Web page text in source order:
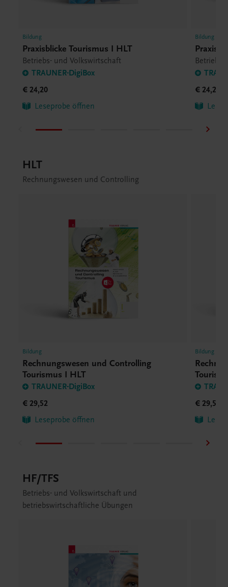
Bildung
Praxisblicke Tourismus I HLT
Betriebs- und Volkswirtschaft
TRAUNER-DigiBox
€ 24,20
Leseprobe öffnen
Bildung
€ 24,20
HLT
Rechnungswesen und Controlling
Bildung
Rechnungswesen und Controlling
Tourismus I HLT
TRAUNER-DigiBox
€ 29,52
Leseprobe öffnen
Bildung
€ 29,52
HF/TFS
Betriebs- und Volkswirtschaft und
betriebswirtschaftliche Übungen